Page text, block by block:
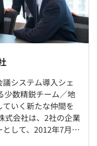
（年間10万円）
度可）
して原則東京本社に出
ものではありません）
00分）
議システム導入シェ
数精鋭チーム／地
いく新たな仲間を
して、2012年7月に